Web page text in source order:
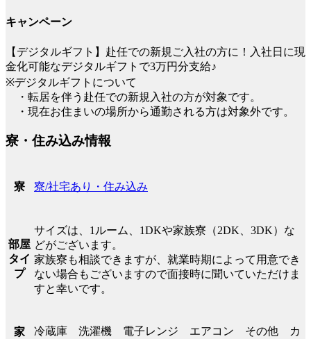
キャンペーン
【デジタルギフト】赴任での新規ご入社の方に！入社日に現
金化可能なデジタルギフトで3万円分支給♪
※デジタルギフトについて
・転居を伴う赴任での新規入社の方が対象です。
・現在お住まいの場所から通勤される方は対象外です。
寮・住み込み情報
寮 寮/社宅あり・住み込み
部屋
タイ
プ
サイズは、1ルーム、1DKや家族寮（2DK、3DK）な
どがございます。
家族寮も相談できますが、就業時期によって用意でき
ない場合もございますので面接時に聞いていただけま
すと幸いです。
家
冷蔵庫 洗濯機 電子レンジ エアコン その他 カ